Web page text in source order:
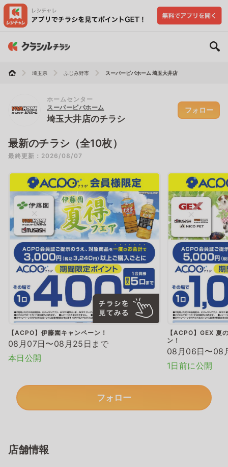
埼玉県 ふじみ野市 スーパービバホーム 埼玉大井店
ホームセンター
スーパービバホーム
埼玉大井店のチラシ
フォロー
最新のチラシ（全10枚）
最終更新：2026/08/07
【ACPO】伊藤園キャンペーン！
08月07日〜08月25日まで
本日公開
【ACPO】GEX 夏
ン！
08月06日〜08
1日前に公開
フォロー
店舗情報